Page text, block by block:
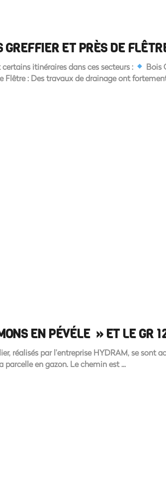
ET PRÈS DE
itinéraires dans ces secteurs :
Bois
Flêtre : Des travaux de drainage ont
EN PÉVÉLE » ET LE GR
réalisés par l’entreprise HYDRAM, se sont
parcelle en gazon. Le chemin est